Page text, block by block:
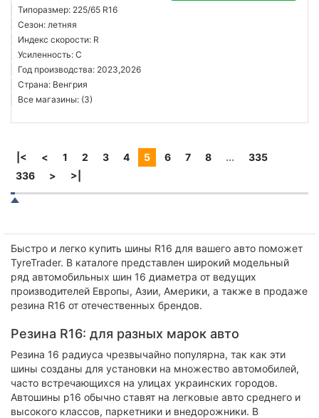
Типоразмер: 225/65 R16
Сезон: летняя
Индекс скорости: R
Усиленность: C
Год производства: 2023,2026
Страна: Венгрия
Все магазины: (3)
|< < 1 2 3 4 5 6 7 8 ...
335
336
> >|
Быстро и легко купить шины R16 для вашего авто поможет
TyreTrader. В каталоге представлен широкий модельный
ряд автомобильных шин 16 диаметра от ведущих
производителей Европы, Азии, Америки, а также в продаже
резина R16 от отечественных брендов.
Резина R16: для разных марок авто
Резина 16 радиуса чрезвычайно популярна, так как эти
шины созданы для установки на множество автомобилей,
часто встречающихся на улицах украинских городов.
Автошины р16 обычно ставят на легковые авто среднего и
высокого классов, паркетники и внедорожники. В